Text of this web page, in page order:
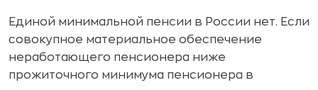
Единой минимальной пенсии в России нет. Если
совокупное материальное обеспечение
неработающего пенсионера ниже
прожиточного минимума пенсионера в